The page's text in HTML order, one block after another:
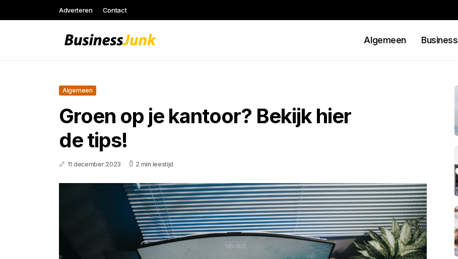
Adverteren Contact
Algemeen Business
Algemeen
Groen op je kantoor? Bekijk hier
de tips!
11 december 2023 2 min leestijd